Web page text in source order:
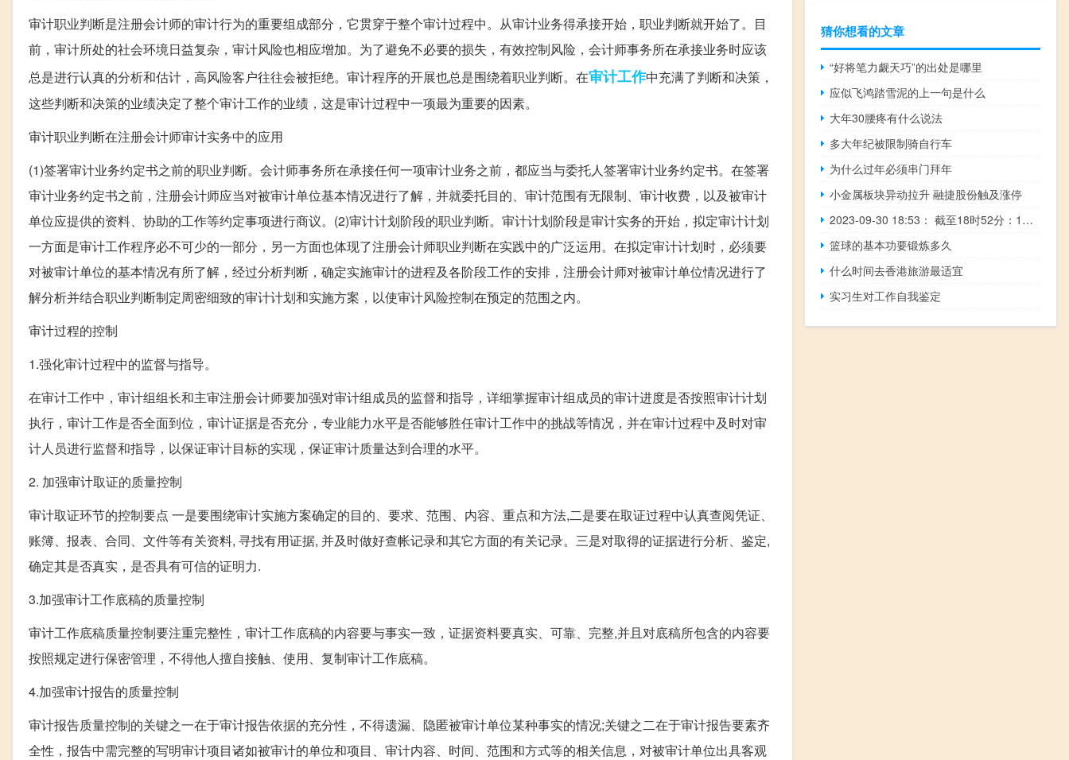
审计职业判断是注册会计师的审计行为的重要组成部分，它贯穿于整个审计过程中。从审计业务得承接开始，职业判断就开始了。目
前，审计所处的社会环境日益复杂，审计风险也相应增加。为了避免不必要的损失，有效控制风险，会计师事务所在承接业务时应该
总是进行认真的分析和估计，高风险客户往往会被拒绝。审计程序的开展也总是围绕着职业判断。在审计工作中充满了判断和决策，
这些判断和决策的业绩决定了整个审计工作的业绩，这是审计过程中一项最为重要的因素。
审计职业判断在注册会计师审计实务中的应用
(1)签署审计业务约定书之前的职业判断。会计师事务所在承接任何一项审计业务之前，都应当与委托人签署审计业务约定书。在签署
审计业务约定书之前，注册会计师应当对被审计单位基本情况进行了解，并就委托目的、审计范围有无限制、审计收费，以及被审计
单位应提供的资料、协助的工作等约定事项进行商议。(2)审计计划阶段的职业判断。审计计划阶段是审计实务的开始，拟定审计计划
一方面是审计工作程序必不可少的一部分，另一方面也体现了注册会计师职业判断在实践中的广泛运用。在拟定审计计划时，必须要
对被审计单位的基本情况有所了解，经过分析判断，确定实施审计的进程及各阶段工作的安排，注册会计师对被审计单位情况进行了
解分析并结合职业判断制定周密细致的审计计划和实施方案，以使审计风险控制在预定的范围之内。
审计过程的控制
1.强化审计过程中的监督与指导。
在审计工作中，审计组组长和主审注册会计师要加强对审计组成员的监督和指导，详细掌握审计组成员的审计进度是否按照审计计划
执行，审计工作是否全面到位，审计证据是否充分，专业能力水平是否能够胜任审计工作中的挑战等情况，并在审计过程中及时对审
计人员进行监督和指导，以保证审计目标的实现，保证审计质量达到合理的水平。
2. 加强审计取证的质量控制
审计取证环节的控制要点 一是要围绕审计实施方案确定的目的、要求、范围、内容、重点和方法,二是要在取证过程中认真查阅凭证、
账簿、报表、合同、文件等有关资料, 寻找有用证据, 并及时做好查帐记录和其它方面的有关记录。三是对取得的证据进行分析、鉴定,
确定其是否真实，是否具有可信的证明力.
3.加强审计工作底稿的质量控制
审计工作底稿质量控制要注重完整性，审计工作底稿的内容要与事实一致，证据资料要真实、可靠、完整,并且对底稿所包含的内容要
按照规定进行保密管理，不得他人擅自接触、使用、复制审计工作底稿。
4.加强审计报告的质量控制
审计报告质量控制的关键之一在于审计报告依据的充分性，不得遗漏、隐匿被审计单位某种事实的情况;关键之二在于审计报告要素齐
全性，报告中需完整的写明审计项目诸如被审计的单位和项目、审计内容、时间、范围和方式等的相关信息，对被审计单位出具客观
猜你想看的文章
“好将笔力觑天巧”的出处是哪里
应似飞鸿踏雪泥的上一句是什么
大年30腰疼有什么说法
多大年纪被限制骑自行车
为什么过年必须串门拜年
小金属板块异动拉升 融捷股份触及涨停
2023-09-30 18:53： 截至18时52分：1、卢龙站至北戴河站沈阳方向、秦皇岛站至孟姜站双向管制解除，车辆恢复正常通行。2、因车流量大，高速交警管制：玉田站至迁安站沈阳方向禁止货车通行。3、京哈高速（河北段）主线畅通，可正常通行。 ​​​
篮球的基本功要锻炼多久
什么时间去香港旅游最适宜
实习生对工作自我鉴定